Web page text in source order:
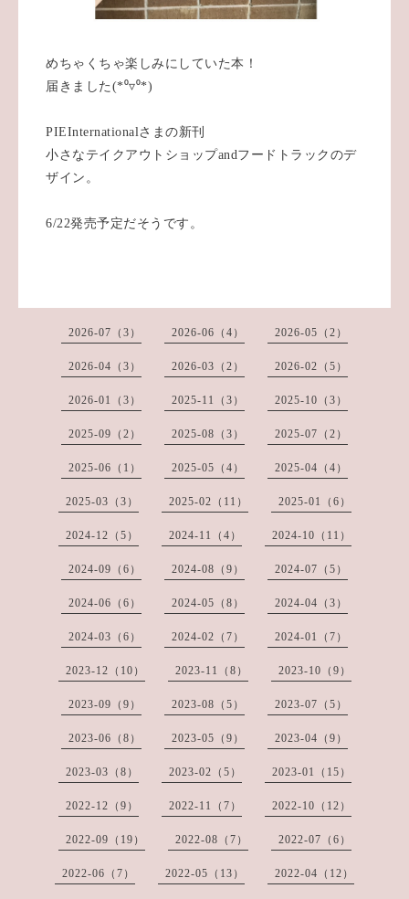
めちゃくちゃ楽しみにしていた本！
届きました(*⁰▿⁰*)
PIEInternationalさまの新刊
小さなテイクアウトショップandフードトラックのデ
ザイン。
6/22発売予定だそうです。
2026-07（3） 2026-06（4） 2026-05（2）
2026-04（3） 2026-03（2） 2026-02（5）
2026-01（3） 2025-11（3） 2025-10（3）
2025-09（2） 2025-08（3） 2025-07（2）
2025-06（1） 2025-05（4） 2025-04（4）
2025-03（3） 2025-02（11） 2025-01（6）
2024-12（5） 2024-11（4） 2024-10（11）
2024-09（6） 2024-08（9） 2024-07（5）
2024-06（6） 2024-05（8） 2024-04（3）
2024-03（6） 2024-02（7） 2024-01（7）
2023-12（10） 2023-11（8） 2023-10（9）
2023-09（9） 2023-08（5） 2023-07（5）
2023-06（8） 2023-05（9） 2023-04（9）
2023-03（8） 2023-02（5） 2023-01（15）
2022-12（9） 2022-11（7） 2022-10（12）
2022-09（19） 2022-08（7） 2022-07（6）
2022-06（7） 2022-05（13） 2022-04（12）